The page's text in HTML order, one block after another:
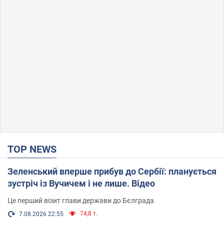
TOP NEWS
Зеленський вперше прибув до Сербії: планується
зустріч із Вучичем і не лише. Відео
Це перший візит глави держави до Бєлграда
7.08.2026 22:55 74,8 т.